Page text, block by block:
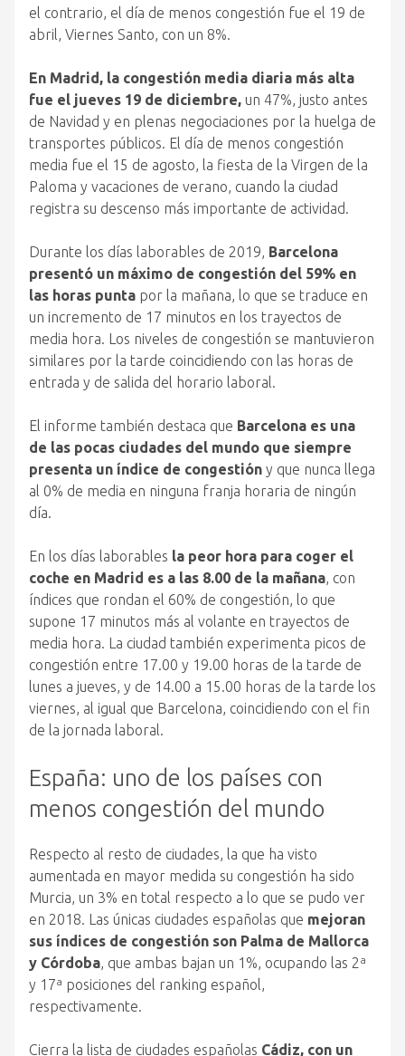
el contrario, el día de menos congestión fue el 19 de
abril, Viernes Santo, con un 8%.
En Madrid, la congestión media diaria más alta
fue el jueves 19 de diciembre, un 47%, justo antes
de Navidad y en plenas negociaciones por la huelga de
transportes públicos. El día de menos congestión
media fue el 15 de agosto, la fiesta de la Virgen de la
Paloma y vacaciones de verano, cuando la ciudad
registra su descenso más importante de actividad.
Durante los días laborables de 2019, Barcelona
presentó un máximo de congestión del 59% en
las horas punta por la mañana, lo que se traduce en
un incremento de 17 minutos en los trayectos de
media hora. Los niveles de congestión se mantuvieron
similares por la tarde coincidiendo con las horas de
entrada y de salida del horario laboral.
El informe también destaca que Barcelona es una
de las pocas ciudades del mundo que siempre
presenta un índice de congestión y que nunca llega
al 0% de media en ninguna franja horaria de ningún
día.
En los días laborables la peor hora para coger el
coche en Madrid es a las 8.00 de la mañana, con
índices que rondan el 60% de congestión, lo que
supone 17 minutos más al volante en trayectos de
media hora. La ciudad también experimenta picos de
congestión entre 17.00 y 19.00 horas de la tarde de
lunes a jueves, y de 14.00 a 15.00 horas de la tarde los
viernes, al igual que Barcelona, coincidiendo con el fin
de la jornada laboral.
España: uno de los países con
menos congestión del mundo
Respecto al resto de ciudades, la que ha visto
aumentada en mayor medida su congestión ha sido
Murcia, un 3% en total respecto a lo que se pudo ver
en 2018. Las únicas ciudades españolas que mejoran
sus índices de congestión son Palma de Mallorca
y Córdoba, que ambas bajan un 1%, ocupando las 2ª
y 17ª posiciones del ranking español,
respectivamente.
Cierra la lista de ciudades españolas Cádiz, con un